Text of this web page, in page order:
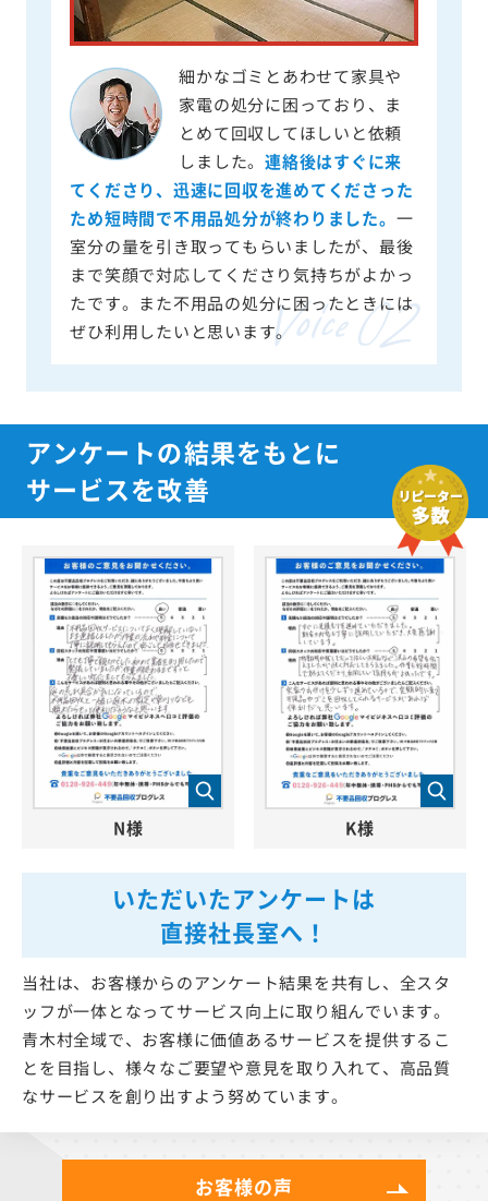
細かなゴミとあわせて家具や
家電の処分に困っており、ま
とめて回収してほしいと依頼
しました。連絡後はすぐに来
てくださり、迅速に回収を進めてくださった
ため短時間で不用品処分が終わりました。 一
室分の量を引き取ってもらいましたが、最後
まで笑顔で対応してくださり気持ちがよかっ
たです。また不用品の処分に困ったときには
ぜひ利用したいと思います。
アンケートの結果をもとに
サービスを改善
いただいたアンケートは
直接社長室へ！
当社は、お客様からのアンケート結果を共有し、全スタ
ッフが一体となってサービス向上に取り組んでいます。
青木村全域で、お客様に価値あるサービスを提供するこ
とを目指し、様々なご要望や意見を取り入れて、高品質
なサービスを創り出すよう努めています。
N様 K様
お客様の声